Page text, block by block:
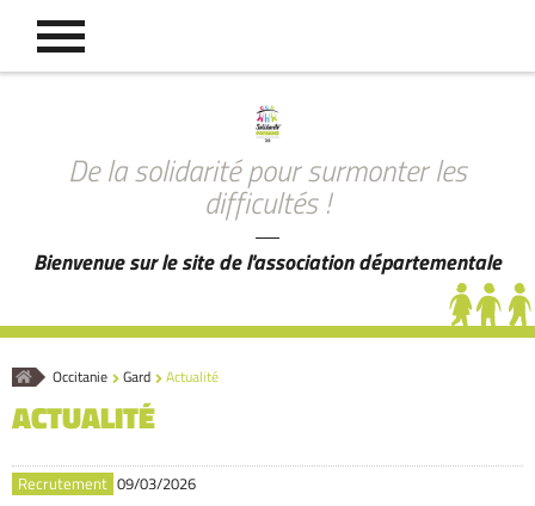
De la solidarité pour surmonter les
difficultés !
Bienvenue sur le site de l'association départementale
AccueilOccitanie Gard Actualité
ACTUALITÉ
Recrutement 09/03/2026